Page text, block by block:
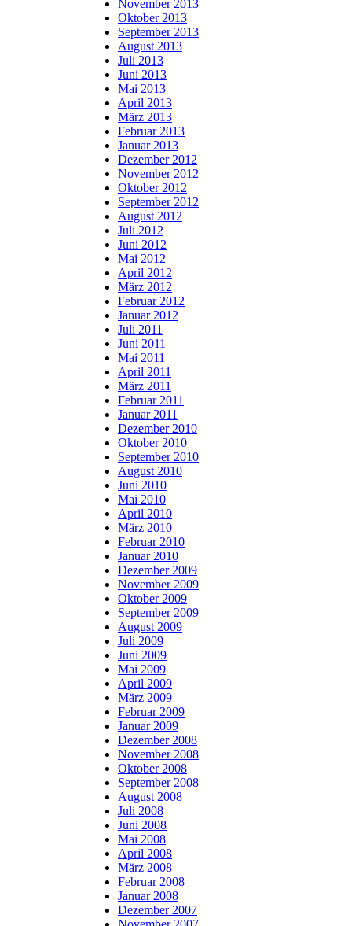
November 2013
Oktober 2013
September 2013
August 2013
Juli 2013
Juni 2013
Mai 2013
April 2013
März 2013
Februar 2013
Januar 2013
Dezember 2012
November 2012
Oktober 2012
September 2012
August 2012
Juli 2012
Juni 2012
Mai 2012
April 2012
März 2012
Februar 2012
Januar 2012
Juli 2011
Juni 2011
Mai 2011
April 2011
März 2011
Februar 2011
Januar 2011
Dezember 2010
Oktober 2010
September 2010
August 2010
Juni 2010
Mai 2010
April 2010
März 2010
Februar 2010
Januar 2010
Dezember 2009
November 2009
Oktober 2009
September 2009
August 2009
Juli 2009
Juni 2009
Mai 2009
April 2009
März 2009
Februar 2009
Januar 2009
Dezember 2008
November 2008
Oktober 2008
September 2008
August 2008
Juli 2008
Juni 2008
Mai 2008
April 2008
März 2008
Februar 2008
Januar 2008
Dezember 2007